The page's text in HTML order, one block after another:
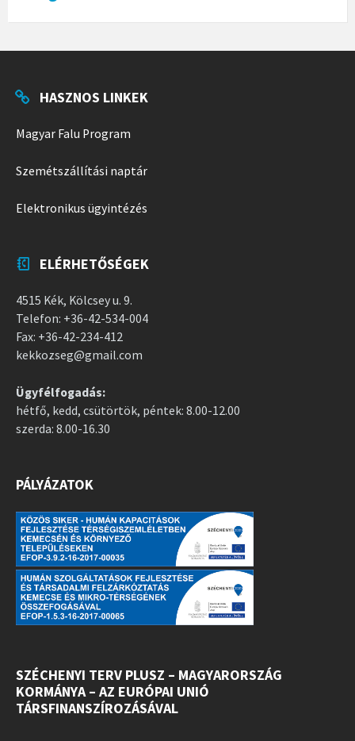
HASZNOS LINKEK
Magyar Falu Program
Szemétszállítási naptár
Elektronikus ügyintézés
ELÉRHETŐSÉGEK
4515 Kék, Kölcsey u. 9.
Telefon: +36-42-534-004
Fax: +36-42-234-412
kekkozseg@gmail.com
Ügyfélfogadás:
hétfő, kedd, csütörtök, péntek: 8.00-12.00
szerda: 8.00-16.30
PÁLYÁZATOK
SZÉCHENYI TERV PLUSZ – MAGYARORSZÁG
KORMÁNYA – AZ EURÓPAI UNIÓ
TÁRSFINANSZÍROZÁSÁVAL